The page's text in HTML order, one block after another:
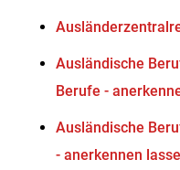
Ausländische
Berufe -
Ausländische
- anerkennen